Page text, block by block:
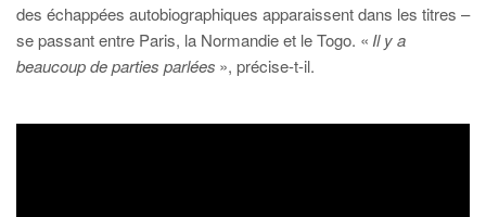
des échappées autobiographiques apparaissent dans les titres –
se passant entre Paris, la Normandie et le Togo. « Il y a
beaucoup de parties parlées », précise-t-il.